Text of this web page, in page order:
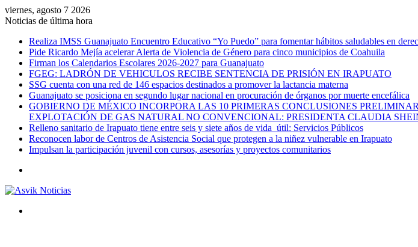
viernes, agosto 7 2026
Noticias de última hora
Realiza IMSS Guanajuato Encuentro Educativo “Yo Puedo” para fomentar hábitos saludables en
Pide Ricardo Mejía acelerar Alerta de Violencia de Género para cinco municipios de Coahuila
Firman los Calendarios Escolares 2026-2027 para Guanajuato
FGEG: LADRÓN DE VEHICULOS RECIBE SENTENCIA DE PRISIÓN EN IRAPUATO
SSG cuenta con una red de 146 espacios destinados a promover la lactancia materna
Guanajuato se posiciona en segundo lugar nacional en procuración de órganos por muerte encefálica
GOBIERNO DE MÉXICO INCORPORA LAS 10 PRIMERAS CONCLUSIONES
EXPLOTACIÓN DE GAS NATURAL NO CONVENCIONAL: PRESIDENTA CLAUDIA
Relleno sanitario de Irapuato tiene entre seis y siete años de vida útil: Servicios Públicos
Reconocen labor de Centros de Asistencia Social que protegen a la niñez vulnerable en Irapuato
Impulsan la participación juvenil con cursos, asesorías y proyectos comunitarios